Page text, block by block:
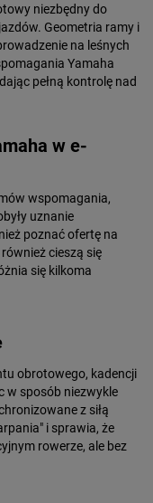
niezbędny do
Geometria ramy i
na leśnych
Yamaha
pełną kontrolę nad
w e-
wspomagania,
uznanie
poznać ofertę na
również cieszą się
się kilkoma
obrotowego, kadencji
w sposób niezwykle
z siłą
i sprawia, że
rowerze, ale bez